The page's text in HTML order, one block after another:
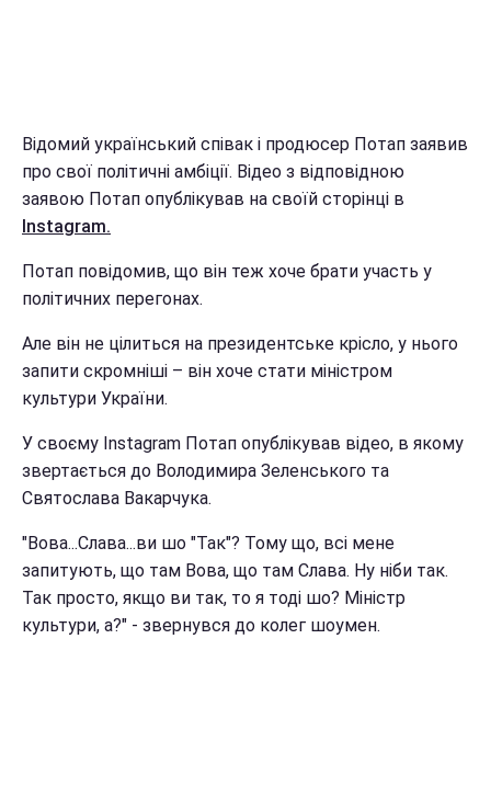
Відомий український співак і продюсер Потап заявив
про свої політичні амбіції. Відео з відповідною
заявою Потап опублікував на своїй сторінці в
Instagram.
Потап повідомив, що він теж хоче брати участь у
політичних перегонах.
Але він не цілиться на президентське крісло, у нього
запити скромніші – він хоче стати міністром
культури України.
У своєму Instagram Потап опублікував відео, в якому
звертається до Володимира Зеленського та
Святослава Вакарчука.
"Вова...Слава...ви шо "Так"? Тому що, всі мене
запитують, що там Вова, що там Слава. Ну ніби так.
Так просто, якщо ви так, то я тоді шо? Міністр
культури, а?" - звернувся до колег шоумен.